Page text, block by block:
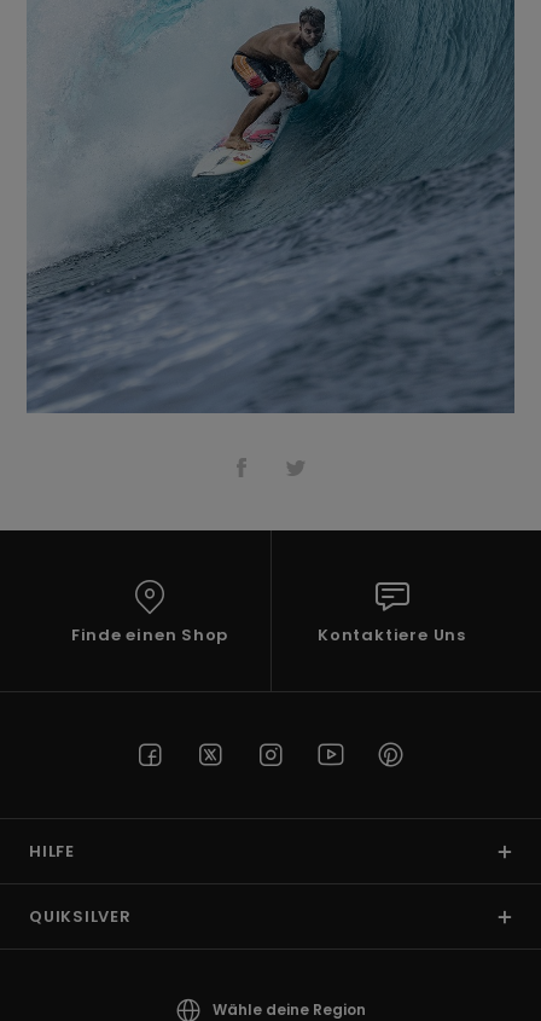
Finde einen Shop Kontaktiere Uns
HILFE
QUIKSILVER
Wähle deine Region